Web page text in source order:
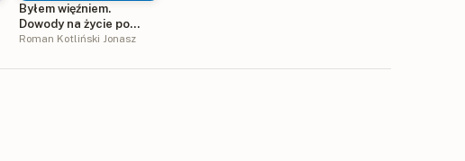
Byłem więźniem.
Dowody na życie po
życiu
Roman Kotliński Jonasz